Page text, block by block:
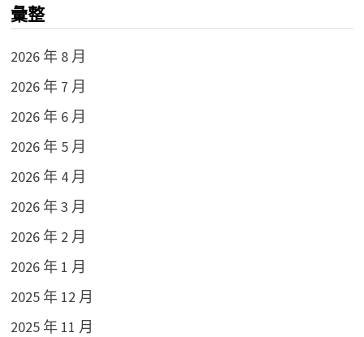
彙整
2026 年 8 月
2026 年 7 月
2026 年 6 月
2026 年 5 月
2026 年 4 月
2026 年 3 月
2026 年 2 月
2026 年 1 月
2025 年 12 月
2025 年 11 月